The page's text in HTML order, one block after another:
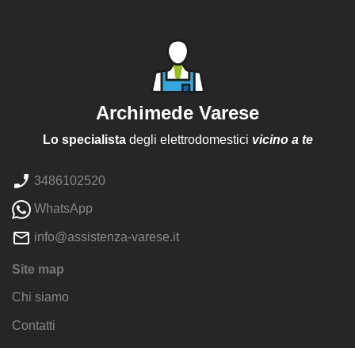
Archimede Varese
Lo specialistadegli elettrodomestici vicino a te
3486102520
WhatsApp
info@assistenza-varese.it
Site map
Chi siamo
Contatti